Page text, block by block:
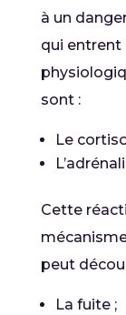
à un
qui entrent
sont :
Le
Cette
peut
La fuite ;